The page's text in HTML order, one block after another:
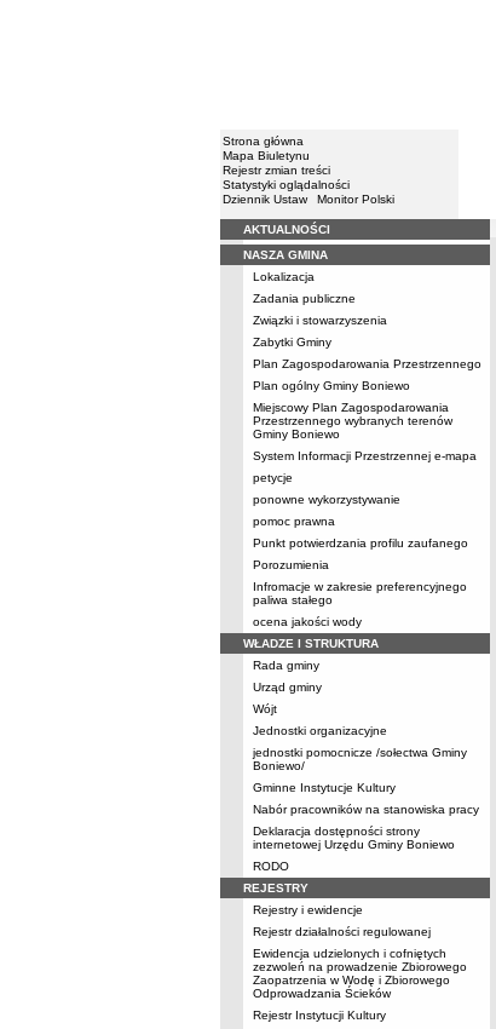
Strona główna
Mapa Biuletynu
Rejestr zmian treści
Statystyki oglądalności
Dziennik Ustaw
Monitor Polski
Menu
AKTUALNOŚCI
NASZA GMINA
Lokalizacja
Zadania publiczne
Związki i stowarzyszenia
Zabytki Gminy
Plan Zagospodarowania Przestrzennego
Plan ogólny Gminy Boniewo
Miejscowy Plan Zagospodarowania
Przestrzennego wybranych terenów
Gminy Boniewo
System Informacji Przestrzennej e-mapa
petycje
ponowne wykorzystywanie
pomoc prawna
Punkt potwierdzania profilu zaufanego
Porozumienia
Infromacje w zakresie preferencyjnego
paliwa stałego
ocena jakości wody
WŁADZE I STRUKTURA
Rada gminy
Urząd gminy
Wójt
Jednostki organizacyjne
jednostki pomocnicze /sołectwa Gminy
Boniewo/
Gminne Instytucje Kultury
Nabór pracowników na stanowiska pracy
Deklaracja dostępności strony
internetowej Urzędu Gminy Boniewo
RODO
REJESTRY
Rejestry i ewidencje
Rejestr działalności regulowanej
Ewidencja udzielonych i cofniętych
zezwoleń na prowadzenie Zbiorowego
Zaopatrzenia w Wodę i Zbiorowego
Odprowadzania Ścieków
Rejestr Instytucji Kultury